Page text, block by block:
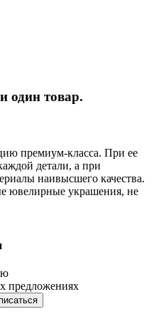
один товар.
премиум-класса. При ее
детали, а при
наивысшего качества.
ювелирные украшения, не
предложениях